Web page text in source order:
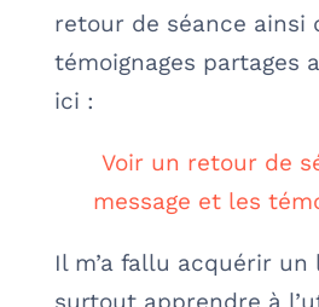
retour de séance ainsi
témoignages partages
ici :
Voir un retour de
message et les
Il m’a fallu acquérir un